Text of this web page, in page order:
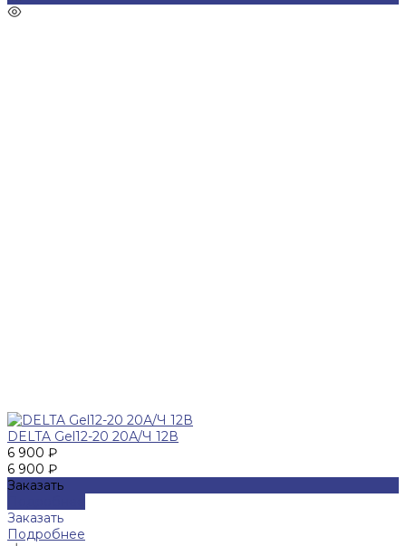
DELTA Gel12-20 20А/Ч 12В
6 900 ₽
6 900 ₽
Заказать
Заказать
Подробнее